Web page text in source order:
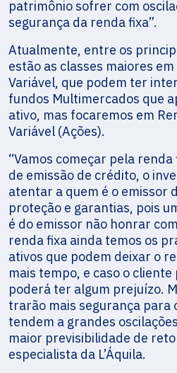
patrimônio sofrer com
segurança da renda fixa”.
Atualmente, entre os
estão as classes maiores
Variável, que podem ter
fundos Multimercados que
ativo, mas focaremos em
Variável (Ações).
“Vamos começar pela
de emissão de crédito, o
atentar a quem é o emissor
proteção e garantias, pois
é do emissor não honrar
renda fixa ainda temos os
ativos que podem deixar o
mais tempo, e caso o
poderá ter algum prejuízo.
trarão mais segurança para
tendem a grandes
maior previsibilidade de
especialista da L’Áquila.